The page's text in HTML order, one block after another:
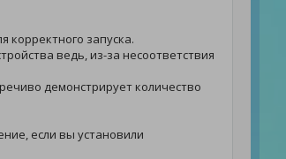
корректного запуска.
ведь, из-за несоответствия
демонстрирует количество
если вы установили